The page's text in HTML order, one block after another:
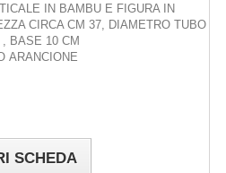
IN BAMBU E FIGURA IN
CIRCA CM 37, DIAMETRO TUBO
, BASE 10 CM
ARANCIONE
SCHEDA